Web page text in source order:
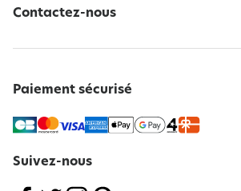
Contactez-nous
Paiement sécurisé
Suivez-nous